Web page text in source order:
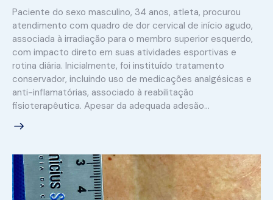
Paciente do sexo masculino, 34 anos, atleta, procurou
atendimento com quadro de dor cervical de início agudo,
associada à irradiação para o membro superior esquerdo,
com impacto direto em suas atividades esportivas e
rotina diária. Inicialmente, foi instituído tratamento
conservador, incluindo uso de medicações analgésicas e
anti-inflamatórias, associado à reabilitação
fisioterapêutica. Apesar da adequada adesão…